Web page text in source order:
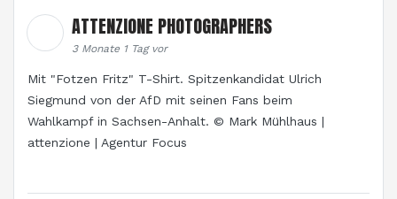
ATTENZIONE PHOTOGRAPHERS
3 Monate 1 Tag vor
Mit "Fotzen Fritz" T-Shirt. Spitzenkandidat Ulrich
Siegmund von der AfD mit seinen Fans beim
Wahlkampf in Sachsen-Anhalt. © Mark Mühlhaus |
attenzione | Agentur Focus